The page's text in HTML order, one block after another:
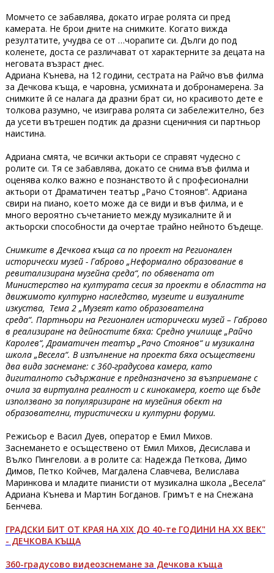
Момчето се забавлява, докато играе ролята си пред
камерата. Не брои дните на снимките. Когато вижда
резултатите, учудва се от …чорапите си. Дълги до под
коленете, доста се различават от характерните за децата на
неговата възраст днес.
Адриана Кънева, на 12 години, сестрата на Райчо във филма
за Дечкова къща, е чаровна, усмихната и добронамерена. За
снимките й се налага да дразни брат си, но красивото дете е
толкова разумно, че изиграва ролята си забележително, без
да усети вътрешен подтик да дразни сценичния си партньор
наистина.
Адриана смята, че всички актьори се справят чудесно с
ролите си. Тя се забавлява, докато се снима във филма и
оценява колко важно е познанството й с професионални
актьори от Драматичен театър „Рачо Стоянов“. Адриана
свири на пиано, което може да се види и във филма, и е
много вероятно съчетанието между музикалните й и
актьорски способности да очертае трайно нейното бъдеще.
Снимките в Дечкова къща са по проект на Регионален
исторически музей - Габрово „Неформално образование в
ревитализирана музейна среда“, по обявената от
Министерство на културата сесия за проекти в областта на
движимото културно наследство, музеите и визуалните
изкуства, Тема 2 „Музеят като образователна
среда“. Партньори на Регионален исторически музей – Габрово
в реализиране на дейностите бяха: Средно училище „Райчо
Каролев“, Драматичен театър „Рачо Стоянов“ и музикална
школа „Весела“. В изпълнение на проекта бяха осъществени
два вида заснемане: с 360-градусова камера, като
дигиталното съдържание е предназначено за възприемане с
очила за виртуална реалност и с кинокамера, което ще бъде
използвано за популяризиране на музейния обект на
образователни, туристически и културни форуми.
Режисьор е Васил Дуев, оператор е Емил Михов.
Заснемането е осъществено от Емил Михов, Десислава и
Вълко Пингелови. а в ролите са: Надежда Петкова, Димо
Димов, Петко Койчев, Магдалена Славчева, Велислава
Маринкова и младите пианисти от музикална школа „Весела“
Адриана Кънева и Мартин Богданов. Гримът е на Снежана
Бенчева.
ГРАДСКИ БИТ ОТ КРАЯ НА XІХ ДО 40-те ГОДИНИ НА ХХ ВЕК"
- ДЕЧКОВА КЪЩА
360-градусово видеозснемане за Дечкова къща